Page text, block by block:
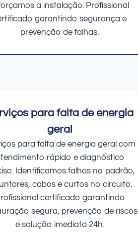
a instalação. Profissional
garantindo segurança e
prevenção de falhas.
para falta de energia
geral
para falta de energia geral com
rápido e diagnóstico
Identificamos falhas no padrão,
cabos e curtos no circuito.
certificado garantindo
segura, prevenção de riscos
e solução imediata 24h.